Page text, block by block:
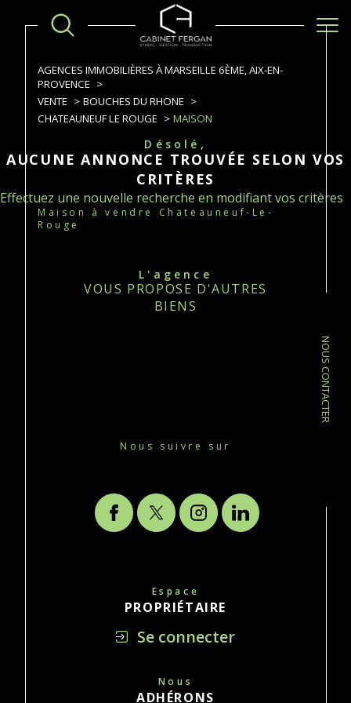
NOUS CONTACTER
AGENCES IMMOBILIÈRES À MARSEILLE 6ÈME, AIX-EN-
PROVENCE
VENTE
BOUCHES DU RHONE
CHATEAUNEUF LE ROUGE
MAISON
Désolé,
AUCUNE ANNONCE TROUVÉE SELON VOS
CRITÈRES
Effectuez une nouvelle recherche en modifiant vos critères
Maison à vendre Chateauneuf-Le-
Rouge
L'agence
VOUS PROPOSE D'AUTRES
BIENS
Nous suivre sur
Espace
PROPRIÉTAIRE
Se connecter
Nous
ADHÉRONS